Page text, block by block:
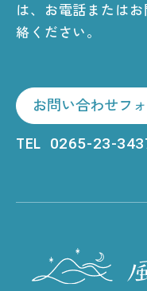
は、 お電話または
絡ください。
お問い合わせフ
TEL 0265-23-